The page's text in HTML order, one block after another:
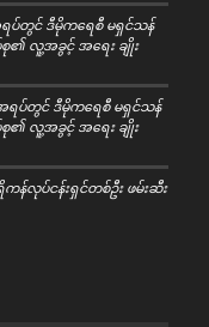
ရပ်တွင် ဒီမိုကရေစီ မရှင်သန်
၏ လူ့အခွင့် အရေး ချိုး
အရပ်တွင် ဒီမိုကရေစီ မရှင်သန်
၏ လူ့အခွင့် အရေး ချိုး
န်လုပ်ငန်းရှင်တစ်ဦး ဖမ်းဆီး